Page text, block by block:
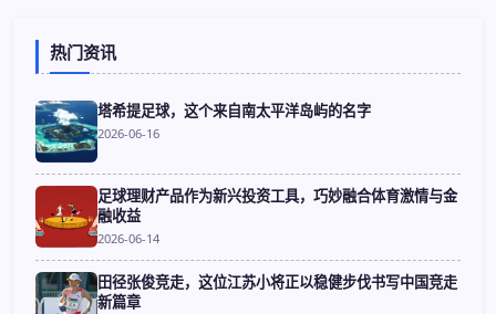
热门资讯
塔希提足球，这个来自南太平洋岛屿的名字
2026-06-16
足球理财产品作为新兴投资工具，巧妙融合体育激情与金
融收益
2026-06-14
田径张俊竞走，这位江苏小将正以稳健步伐书写中国竞走
新篇章